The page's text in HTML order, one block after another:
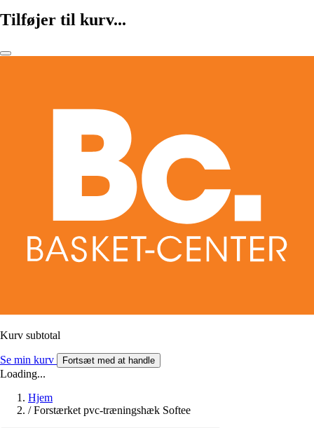
Tilføjer til kurv...
Kurv subtotal
Se min kurv Fortsæt med at handle
Loading...
Hjem
/ Forstærket pvc-træningshæk Softee